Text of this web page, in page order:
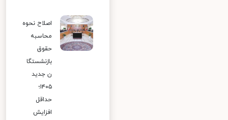
اصلاح نحوه
محاسبه
حقوق
بازنشستگا
ن جدید
۱۴۰۵؛
حداقل
افزایش